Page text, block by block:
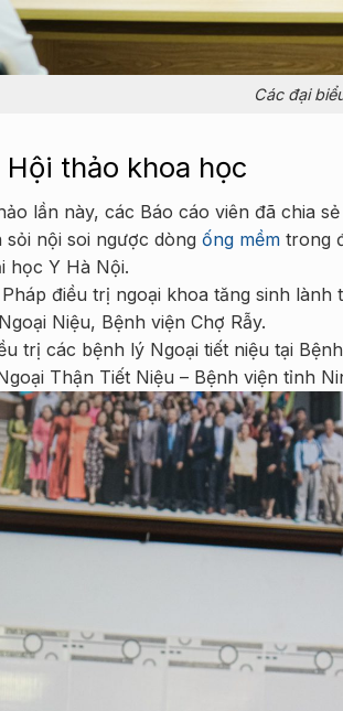
Các đại
Hội thảo khoa học
lần này, các Báo cáo viên đã chia
sỏi nội soi ngược dòng ống mềm trong
học Y Hà Nội.
điều trị ngoại khoa tăng sinh lành
Niệu, Bệnh viện Chợ Rẫy.
trị các bệnh lý Ngoại tiết niệu tại
Thận Tiết Niệu – Bệnh viện tỉnh